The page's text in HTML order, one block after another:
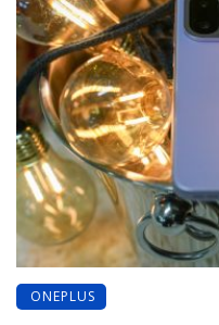
ONEPLUS